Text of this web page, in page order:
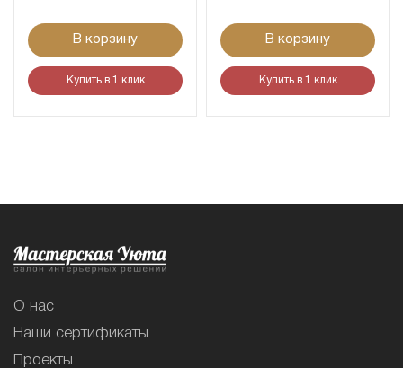
В корзину
Купить в 1 клик
В корзину
Купить в 1 клик
О нас
Наши сертификаты
Проекты